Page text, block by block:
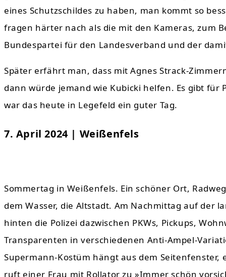
eines Schutzschildes zu haben, man kommt so
fragen härter nach als die mit den Kameras, zum
Bundespartei für den Landesverband und der
Später erfährt man, dass mit Agnes Strack-
dann würde jemand wie Kubicki helfen. Es gibt für
war das heute in Legefeld ein guter Tag.
7. April 2024 | Weißenfels
Sommertag in Weißenfels. Ein schöner Ort,
dem Wasser, die Altstadt. Am Nachmittag auf der
hinten die Polizei dazwischen PKWs, Pickups,
Transparenten in verschiedenen Anti-Ampel-
Supermann-Kostüm hängt aus dem
ruft einer Frau mit Rollator zu »Immer schön